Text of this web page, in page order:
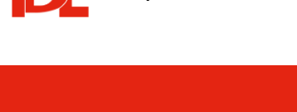
Instytut Badań Literackich Polskiej Akademii Nauk